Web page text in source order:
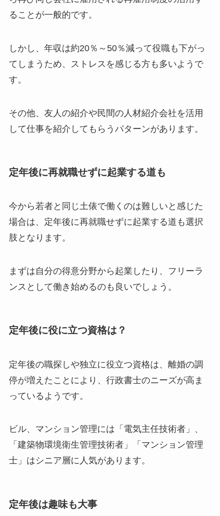
ることが一般的です。
しかし、年収は約20％～50％減って役職も下がっ
てしまうため、ストレスを感じる方も多いようで
す。
その他、友人の紹介や民間の人材紹介会社を活用
して仕事を紹介してもらうパターンがあります。
定年後に再就職せずに起業する道も
今から若者と同じ土俵で働くのは難しいと感じた
場合は、定年後に再就職せずに起業する道も選択
肢となります。
まずは自分の得意分野から起業したり、フリーラ
ンスとして働き始めるのも良いでしょう。
定年後に役に立つ資格は？
定年後の職探しや独立に役立つ資格は、離婚の調
停が増えたことにより、行政書士のニーズが高ま
っているようです。
ビル、マンション管理には「電気主任技術者」、
「建築物環境衛生管理技術者」「マンション管理
士」はシニア層に人気があります。
定年後は趣味も大事